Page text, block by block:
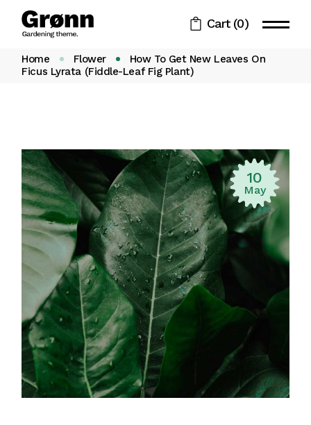
Cart (0)
Home Flower
How To Get New Leaves On
Ficus Lyrata (Fiddle-Leaf Fig Plant)
10
May